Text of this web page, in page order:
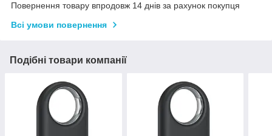
Повернення товару впродовж 14 днів за рахунок покупця
Всі умови повернення
Подібні товари компанії